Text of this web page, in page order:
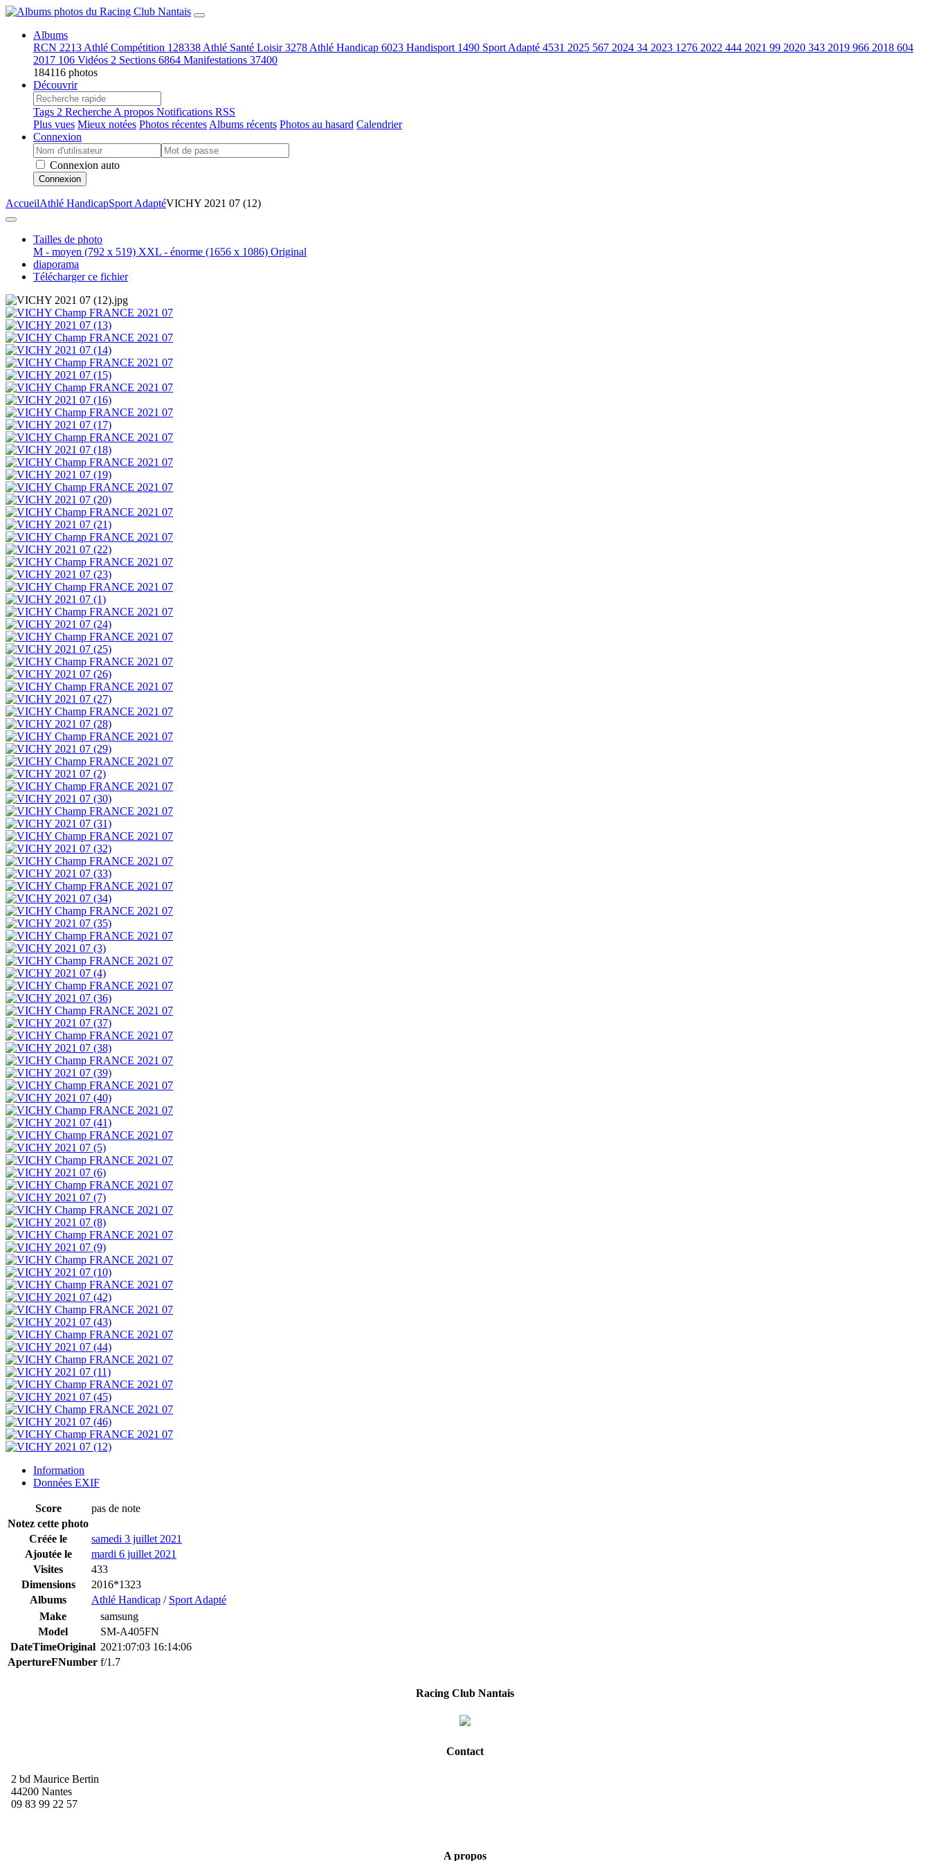
Albums
RCN 2213 Athlé Compétition 128338 Athlé Santé Loisir3278 Athlé Handicap 6023 Handisport 1490 Sport Adapté 4531 2025 567 2024 34 2023 1276 2022 444 2021 99 2020 343 2019 966 2018 604
2017 106 Vidéos 2 Sections 6864 Manifestations 37400
184116 photos
Découvrir
Tags 2 Recherche A propos Notifications RSS
Plus vues Mieux notées Photos récentes Albums récents Photos au hasard Calendrier
Connexion
Connexion auto
Connexion
AccueilAthlé HandicapSport AdaptéVICHY 2021 07 (12)
Tailles de photo
M - moyen (792 x 519) XXL - énorme (1656 x 1086) Original
diaporama
Télécharger ce fichier
Information
Données EXIF
Score
pas de note
Notez cette photo
Créée le
samedi 3 juillet 2021
Ajoutée le
mardi 6 juillet 2021
Visites
433
Dimensions
2016*1323
Albums
Athlé Handicap / Sport Adapté
Make
samsung
Model
SM-A405FN
DateTimeOriginal 2021:07:03 16:14:06
ApertureFNumber f/1.7
Racing Club Nantais
Contact
2 bd Maurice Bertin
44200 Nantes
09 83 99 22 57
A propos